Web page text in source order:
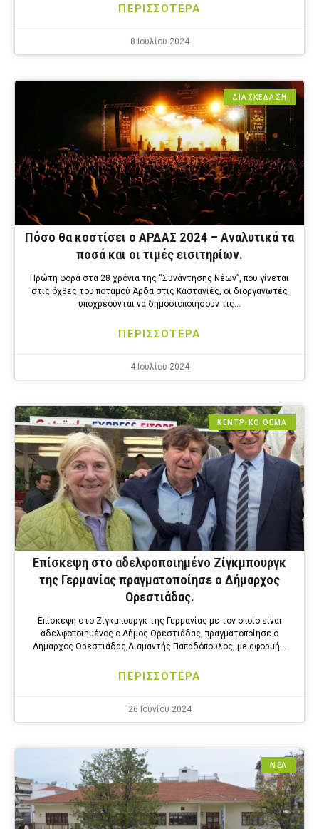
ΠΕΡΙΣΣΟΤΕΡΑ
8 Ιουλίου 2024
ΔΙΑΣΚΕΔΑΣΗ
Πόσο θα κοστίσει ο ΑΡΔΑΣ 2024 – Αναλυτικά τα
ποσά και οι τιμές εισιτηρίων.
Πρώτη φορά στα 28 χρόνια της “Συνάντησης Νέων”, που γίνεται
στις όχθες του ποταμού Άρδα στις Καστανιές, οι διοργανωτές
υποχρεούνται να δημοσιοποιήσουν τις…
ΠΕΡΙΣΣΟΤΕΡΑ
4 Ιουλίου 2024
ΚΕΝΤΡΙΚΟ ΘΕΜΑ
Επίσκεψη στο αδελφοποιημένο Ζίγκμπουργκ
της Γερμανίας πραγματοποίησε ο Δήμαρχος
Ορεστιάδας.
Επίσκεψη στο Ζίγκμπουργκ της Γερμανίας με τον οποίο είναι
αδελφοποιημένος ο Δήμος Ορεστιάδας, πραγματοποίησε ο
Δήμαρχος Ορεστιάδας,Διαμαντής Παπαδόπουλος, με αφορμή…
ΠΕΡΙΣΣΟΤΕΡΑ
26 Ιουνίου 2024
ΝΕΑ